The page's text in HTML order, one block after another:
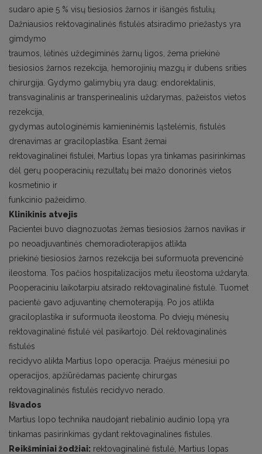
sudaro apie 5 % visų tiesiosios žarnos ir išangės fistulių.
Dažniausios rektovaginalinės fistulės atsiradimo priežastys yra
gimdymo
traumos, lėtinės uždegiminės žarnų ligos, žema priekinė
tiesiosios žarnos rezekcija, hemorojinių mazgų ir dubens srities
chirurgija. Gydymo galimybių yra daug: endorektalinis,
transvaginalinis ar transperinealinis uždarymas, pažeistos vietos
rezekcija,
gydymas autologinėmis kamieninėmis ląstelėmis, fistulės
drenavimas ar graciloplastika. Esant žemai
rektovaginalinei fistulei, Martius lopas yra tinkamas pasirinkimas
dėl gerų pooperacinių rezultatų bei mažo donorinės vietos
kosmetinio ir
funkcinio pažeidimo.
Klinikinis atvejis
Pacientei buvo diagnozuotas žemas tiesiosios žarnos navikas ir
po neoadjuvantinės chemoradioterapijos atlikta
priekinė tiesiosios žarnos rezekcija bei suformuota prevencinė
ileostoma. Tos pačios hospitalizacijos metu ileostoma uždaryta.
Pooperaciniu laikotarpiu atsirado rektovaginalinė fistulė. Tuomet
pacientė gavo adjuvantinę chemoterapiją. Po jos atlikta
graciloplastika ir suformuota ileostoma. Po dviejų mėnesių
rektovaginalinė fistulė vėl pasikartojo. Dėl rektovaginalinės
fistulės
recidyvo alikta Martius lopo operacija. Praėjus mėnesiui po
operacijos, apžiūrėdamas pacientę chirurgas
rektovaginalinės fistulės recidyvo nerado.
Išvados
Martius lopo technika naudojant riebalinio audinio lopą yra
tinkamas pasirinkimas gydant rektovaginalines fistules.
Reikšminiai žodžiai: rektovaginalinė fistulė, Martius lopas